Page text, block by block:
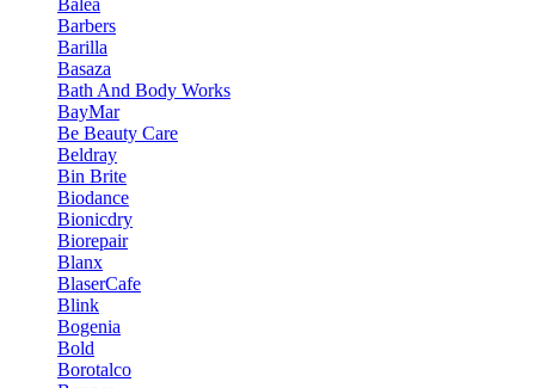
Balea
Barbers
Barilla
Basaza
Bath And Body Works
BayMar
Be Beauty Care
Beldray
Bin Brite
Biodance
Bionicdry
Biorepair
Blanx
BlaserCafe
Blink
Bogenia
Bold
Borotalco